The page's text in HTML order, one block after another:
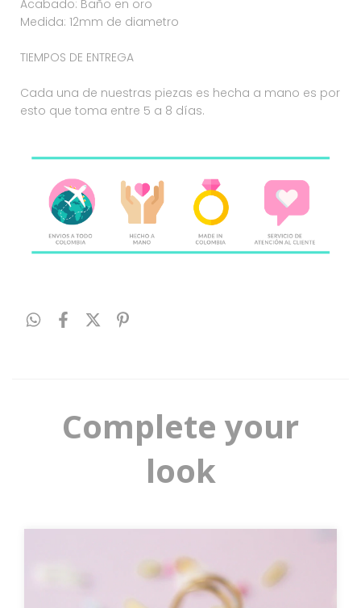
Acabado: Baño en oro⁣⁣⁣⁣⁣
Medida: 12mm de diametro ⁣⁣⁣⁣⁣
TIEMPOS DE ENTREGA ⁣⁣⁣⁣⁣
Cada una de nuestras piezas es hecha a mano es por
esto que toma entre 5 a 8 días.
Complete your
look